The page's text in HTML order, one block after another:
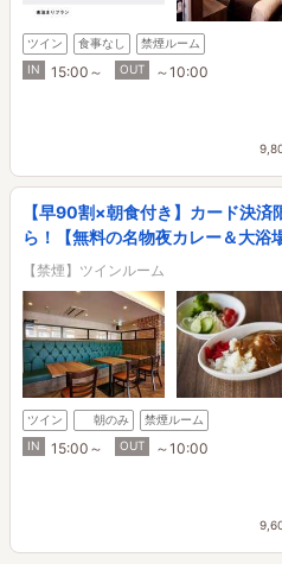
ツイン 食事なし
禁煙ルーム
IN
15:00～ OUT ～10:00
【早90割×朝食付き】カード決
ら！【無料の名物夜カレー＆大浴場
【禁煙】ツインルーム
ツイン 朝のみ
禁煙ルーム
IN
15:00～ OUT ～10:00